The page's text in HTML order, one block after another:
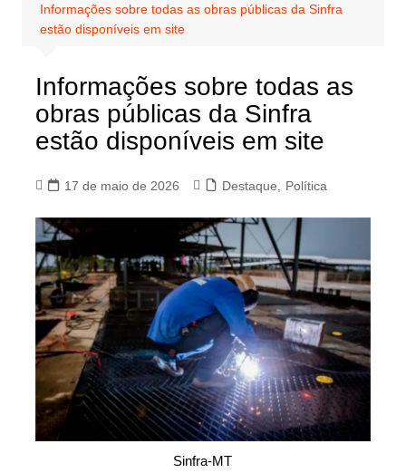
Informações sobre todas as obras públicas da Sinfra
estão disponíveis em site
Informações sobre todas as
obras públicas da Sinfra
estão disponíveis em site
17 de maio de 2026 Destaque Política
Sinfra-MT